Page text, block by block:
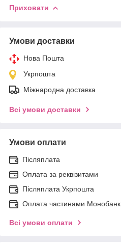
Приховати
Умови доставки
Нова Пошта
Укрпошта
Міжнародна доставка
Всі умови доставки
Умови оплати
Післяплата
Оплата за реквізитами
Післяплата Укрпошта
Оплата частинами Монобанк
Всі умови оплати